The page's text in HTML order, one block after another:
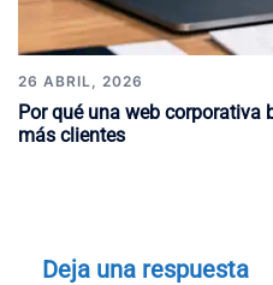
26 ABRIL, 2026
Por qué una web corporativa
más clientes
Deja una respuesta